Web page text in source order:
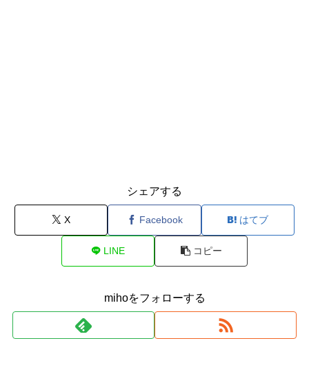
シェアする
X Facebook はてブ
LINE コピー
mihoをフォローする